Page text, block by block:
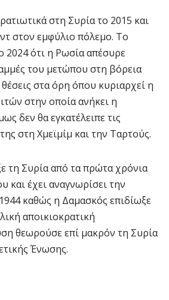
στη Συρία το 2015 και
στον εμφύλιο πόλεμο. Το
2024 ότι η Ρωσία απέσυρε
του μετώπου στη βόρεια
στα όρη όπου κυριαρχεί η
στην οποία ανήκει η
δεν θα εγκατέλειπε τις
στη Χμεϊμίμ και την Ταρτούς.
τη Συρία από τα πρώτα χρόνια
έχει αναγνωρίσει την
καθώς η Δαμασκός επιδίωξε
αποικιοκρατική
θεωρούσε επί μακρόν τη Συρία
Ένωσης.